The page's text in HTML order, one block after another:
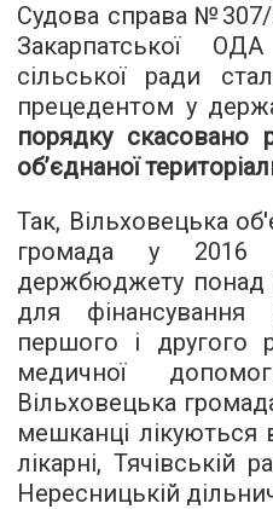
Судова справа
Закарпатської
сільської ради
прецедентом у
порядку
об’єднаної
Так, Вільховецька
громада у 2016
держбюджету понад
для фінансування
першого і другого
медичної
Вільховецька
мешканці лікуються
лікарні, Тячівській
Нересницькій